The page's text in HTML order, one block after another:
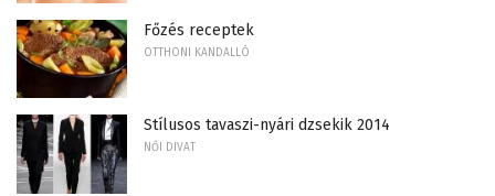
Főzés receptek
OTTHONI KANDALLÓ
Stílusos tavaszi-nyári dzsekik 2014
NŐI DIVAT